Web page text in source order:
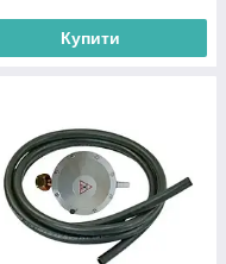
Купити